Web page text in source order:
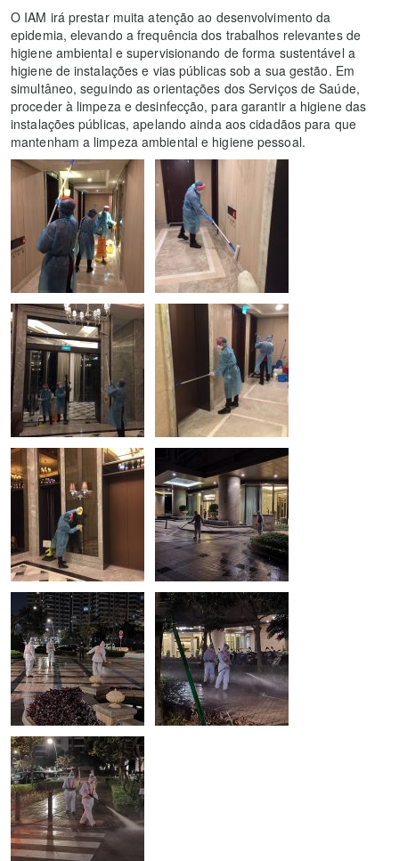
O IAM irá prestar muita atenção ao desenvolvimento da
epidemia, elevando a frequência dos trabalhos relevantes de
higiene ambiental e supervisionando de forma sustentável a
higiene de instalações e vias públicas sob a sua gestão. Em
simultâneo, seguindo as orientações dos Serviços de Saúde,
proceder à limpeza e desinfecção, para garantir a higiene das
instalações públicas, apelando ainda aos cidadãos para que
mantenham a limpeza ambiental e higiene pessoal.